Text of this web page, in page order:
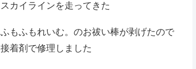
スカイラインを走ってきた
ふもふもれいむ。のお祓い棒が剥げたので
接着剤で修理しました